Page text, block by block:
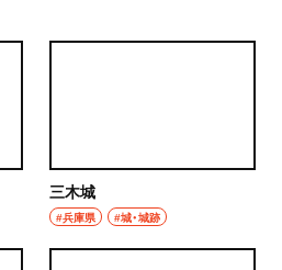
三木城
#兵庫県 #城・城跡